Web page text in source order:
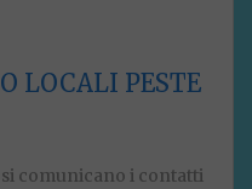
LOCALI PESTE
comunicano i contatti